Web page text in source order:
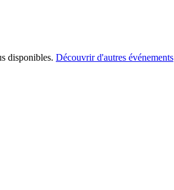
disponibles. Découvrir d'autres événements